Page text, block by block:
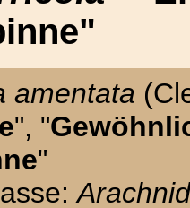
amentata
", "
"